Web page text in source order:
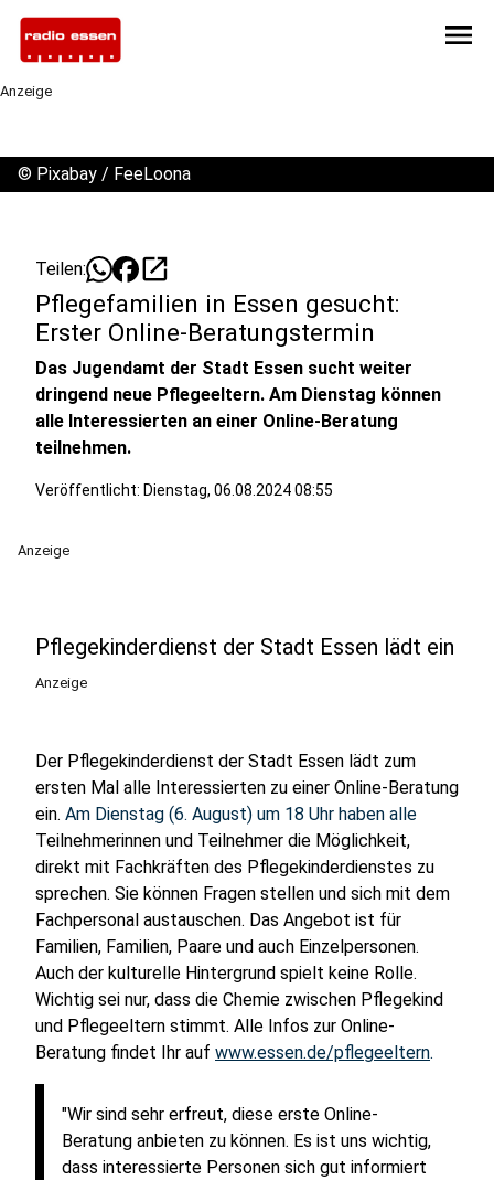
menu
Anzeige
© Pixabay / FeeLoona
Teilen: open_in_new
Pflegefamilien in Essen gesucht:
Erster Online-Beratungstermin
Das Jugendamt der Stadt Essen sucht weiter
dringend neue Pflegeeltern. Am Dienstag können
alle Interessierten an einer Online-Beratung
teilnehmen.
Veröffentlicht: Dienstag, 06.08.2024 08:55
Anzeige
Pflegekinderdienst der Stadt Essen lädt ein
Anzeige
Der Pflegekinderdienst der Stadt Essen lädt zum
ersten Mal alle Interessierten zu einer Online-Beratung
ein. Am Dienstag (6. August) um 18 Uhr haben alle
Teilnehmerinnen und Teilnehmer die Möglichkeit,
direkt mit Fachkräften des Pflegekinderdienstes zu
sprechen. Sie können Fragen stellen und sich mit dem
Fachpersonal austauschen. Das Angebot ist für
Familien, Familien, Paare und auch Einzelpersonen.
Auch der kulturelle Hintergrund spielt keine Rolle.
Wichtig sei nur, dass die Chemie zwischen Pflegekind
und Pflegeeltern stimmt. Alle Infos zur Online-
Beratung findet Ihr auf www.essen.de/pflegeeltern.
"Wir sind sehr erfreut, diese erste Online-
Beratung anbieten zu können. Es ist uns wichtig,
dass interessierte Personen sich gut informiert